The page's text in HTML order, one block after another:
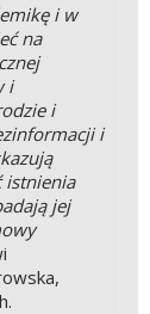
i w
na
i
i
i
istnienia
jej